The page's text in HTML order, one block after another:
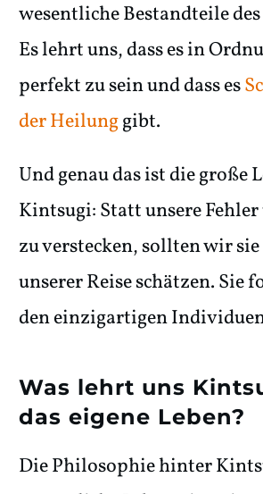
wesentliche Bestandteile
Es lehrt uns, dass es in
perfekt zu sein und dass es
der Heilunggibt.
Und genau das ist die große
Kintsugi: Statt unsere
zu verstecken, sollten wir sie
unserer Reise schätzen. Sie
den einzigartigen
Was lehrt uns
das eigene Leben?
Die Philosophie hinter